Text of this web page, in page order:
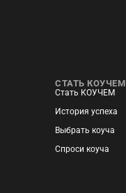
СТАТЬ КОУЧЕМ
Стать КОУЧЕМ
История успеха
Выбрать коуча
Спроси коуча